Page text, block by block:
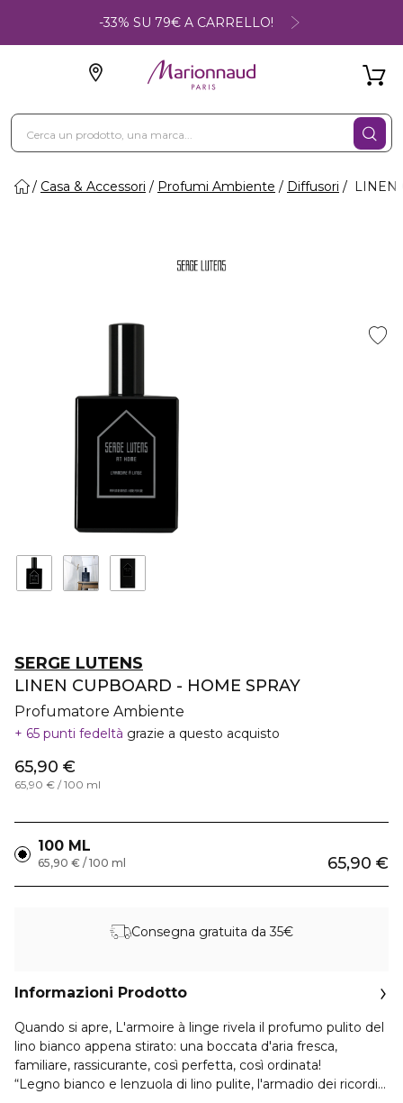
-33% SU 79€ A CARRELLO!
Casa & Accessori Profumi Ambiente Diffusori LINEN
SERGE LUTENS
LINEN CUPBOARD - HOME SPRAY
Profumatore Ambiente
65 punti fedeltà grazie a questo acquisto
65,90 €
65,90 € / 100 ml
100 ML
65,90 €
65,90 € / 100 ml
Consegna gratuita da 35€
Informazioni Prodotto
Quando si apre, L'armoire à linge rivela il profumo pulito del
lino bianco appena stirato: una boccata d'aria fresca,
familiare, rassicurante, così perfetta, così ordinata!
“Legno bianco e lenzuola di lino pulite, l'armadio dei ricordi